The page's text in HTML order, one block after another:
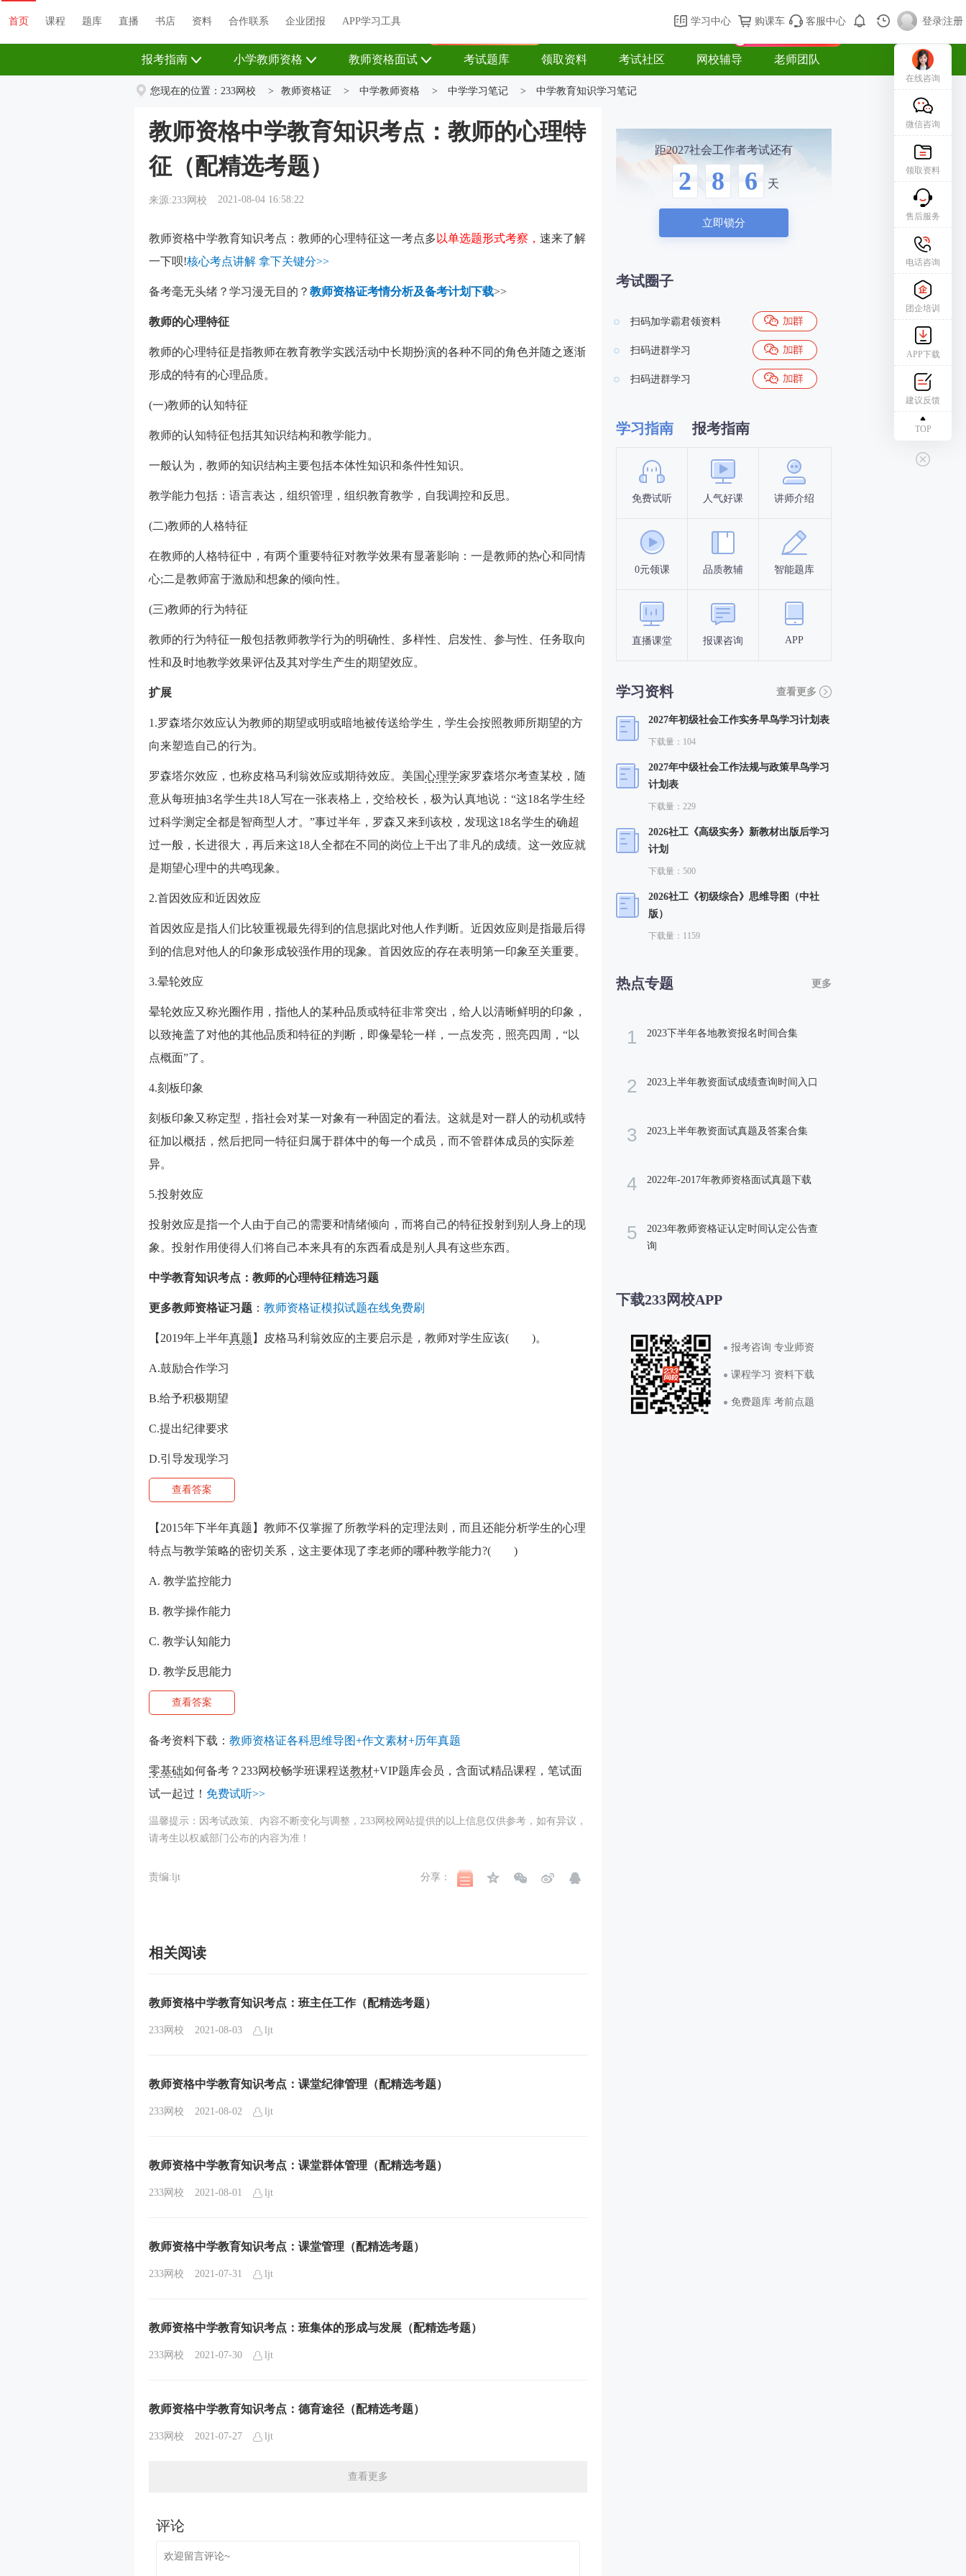
首页 课程 题库 直播 书店 资料 关于我们 帮助中心 购课车 登录/注册
首页 课程 题库 直播 书店 资料 合作联系 企业团报 APP学习工具 学习中心 购课车 客服中心 登录|注册
报考指南 小学教师资格 教师资格面试 考试题库 领取资料 考试社区 网校辅导 老师团队
您现在的位置： 233网校 > 教师资格证 > 中学教师资格 > 中学学习笔记 > 中学教育知识学习笔记
教师资格中学教育知识考点：教师的心理特
征（配精选考题）
来源:233网校 2021-08-04 16:58:22
教师资格中学教育知识考点：教师的心理特征这一考点多 以单选题形式考察， 速来了解
一下呗!核心考点讲解 拿下关键分>>
备考毫无头绪？学习漫无目的？ 教师资格证考情分析及备考计划下载>>
教师的心理特征
教师的心理特征是指教师在教育教学实践活动中长期扮演的各种不同的角色并随之逐渐
形成的特有的心理品质。
(一)教师的认知特征
教师的认知特征包括其知识结构和教学能力。
一般认为，教师的知识结构主要包括本体性知识和条件性知识。
教学能力包括：语言表达，组织管理，组织教育教学，自我调控和反思。
(二)教师的人格特征
在教师的人格特征中，有两个重要特征对教学效果有显著影响：一是教师的热心和同情
心;二是教师富于激励和想象的倾向性。
(三)教师的行为特征
教师的行为特征一般包括教师教学行为的明确性、多样性、启发性、参与性、任务取向
性和及时地教学效果评估及其对学生产生的期望效应。
扩展
1.罗森塔尔效应认为教师的期望或明或暗地被传送给学生，学生会按照教师所期望的方
向来塑造自己的行为。
罗森塔尔效应，也称皮格马利翁效应或期待效应。美国心理学家罗森塔尔考查某校，随
意从每班抽3名学生共18人写在一张表格上，交给校长，极为认真地说：“这18名学生经
过科学测定全都是智商型人才。”事过半年，罗森又来到该校，发现这18名学生的确超
过一般，长进很大，再后来这18人全都在不同的岗位上干出了非凡的成绩。这一效应就
是期望心理中的共鸣现象。
2.首因效应和近因效应
首因效应是指人们比较重视最先得到的信息据此对他人作判断。近因效应则是指最后得
到的信息对他人的印象形成较强作用的现象。首因效应的存在表明第一印象至关重要。
3.晕轮效应
晕轮效应又称光圈作用，指他人的某种品质或特征非常突出，给人以清晰鲜明的印象，
以致掩盖了对他的其他品质和特征的判断，即像晕轮一样，一点发亮，照亮四周，“以
点概面”了。
4.刻板印象
刻板印象又称定型，指社会对某一对象有一种固定的看法。这就是对一群人的动机或特
征加以概括，然后把同一特征归属于群体中的每一个成员，而不管群体成员的实际差
异。
5.投射效应
投射效应是指一个人由于自己的需要和情绪倾向，而将自己的特征投射到别人身上的现
象。投射作用使得人们将自己本来具有的东西看成是别人具有这些东西。
中学教育知识考点：教师的心理特征精选习题
更多教师资格证习题 ： 教师资格证模拟试题在线免费刷
【2019年上半年真题 】皮格马利翁效应的主要启示是，教师对学生应该( )。
A.鼓励合作学习
B.给予积极期望
C.提出纪律要求
D.引导发现学习
查看答案
【2015年下半年真题】教师不仅掌握了所教学科的定理法则，而且还能分析学生的心理
特点与教学策略的密切关系，这主要体现了李老师的哪种教学能力?( )
A. 教学监控能力
B. 教学操作能力
C. 教学认知能力
D. 教学反思能力
查看答案
备考资料下载： 教师资格证各科思维导图+作文素材+历年真题
零基础如何备考？233网校畅学班课程送教材+VIP题库会员，含面试精品课程，笔试面
试一起过！ 免费试听>>
温馨提示：因考试政策、内容不断变化与调整，233网校网站提供的以上信息仅供参考，如有异议，
请考生以权威部门公布的内容为准！
责编:ljt 分享：
相关阅读
教师资格中学教育知识考点：班主任工作（配精选考题）
233网校 2021-08-03 ljt
教师资格中学教育知识考点：课堂纪律管理（配精选考题）
233网校 2021-08-02 ljt
教师资格中学教育知识考点：课堂群体管理（配精选考题）
233网校 2021-08-01 ljt
教师资格中学教育知识考点：课堂管理（配精选考题）
233网校 2021-07-31 ljt
教师资格中学教育知识考点：班集体的形成与发展（配精选考题）
233网校 2021-07-30 ljt
教师资格中学教育知识考点：德育途径（配精选考题）
233网校 2021-07-27 ljt
查看更多
距2027社会工作者考试还有
2 8 6 天
立即锁分
考试圈子
扫码加学霸君领资料
扫码进群学习
扫码进群学习
学习指南 报考指南
免费试听 人气好课 讲师介绍
0元领课 品质教辅 智能题库
直播课堂 报课咨询 APP
学习资料 查看更多
2027年初级社会工作实务早鸟学习计划表
下载量：104
2027年中级社会工作法规与政策早鸟学习
计划表
下载量：229
2026社工《高级实务》新教材出版后学习
计划
下载量：500
2026社工《初级综合》思维导图（中社
版）
下载量：1159
热点专题 更多
1 2023下半年各地教资报名时间合集
2 2023上半年教资面试成绩查询时间入口
3 2023上半年教资面试真题及答案合集
4 2022年-2017年教师资格面试真题下载
5
2023年教师资格证认定时间认定公告查
询
下载233网校APP
报考咨询 专业师资
课程学习 资料下载
免费题库 考前点题
在线咨询
微信咨询
领取资料
售后服务
电话咨询
团企培训
APP下载
建议反馈
TOP